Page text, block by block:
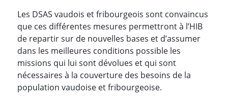
Les DSAS vaudois et fribourgeois sont convaincus
que ces différentes mesures permettront à l’HIB
de repartir sur de nouvelles bases et d’assumer
dans les meilleures conditions possible les
missions qui lui sont dévolues et qui sont
nécessaires à la couverture des besoins de la
population vaudoise et fribourgeoise.